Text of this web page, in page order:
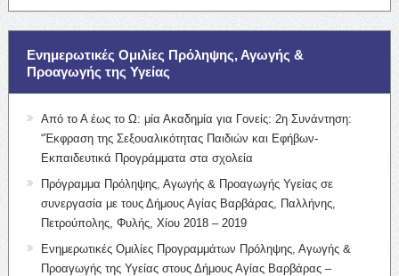
Ενημερωτικές Ομιλίες Πρόληψης, Αγωγής &
Προαγωγής της Υγείας
Από το Α έως το Ω: μία Ακαδημία για Γονείς: 2η Συνάντηση:
“Έκφραση της Σεξουαλικότητας Παιδιών και Εφήβων-
Εκπαιδευτικά Προγράμματα στα σχολεία
Πρόγραμμα Πρόληψης, Αγωγής & Προαγωγής Υγείας σε
συνεργασία με τους Δήμους Αγίας Βαρβάρας, Παλλήνης,
Πετρούπολης, Φυλής, Χίου 2018 – 2019
Ενημερωτικές Ομιλίες Προγραμμάτων Πρόληψης, Αγωγής &
Προαγωγής της Υγείας στους Δήμους Αγίας Βαρβάρας –